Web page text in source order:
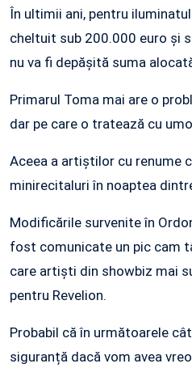
În ultimii ani, pentru
cheltuit sub 200.000 euro și
nu va fi depășită suma
Primarul Toma mai are o
dar pe care o tratează cu
Aceea a artiștilor cu renume
minirecitaluri în noaptea
Modificările survenite în
fost comunicate un pic cam
care artiști din showbiz mai
pentru Revelion.
Probabil că în următoarele
siguranță dacă vom avea